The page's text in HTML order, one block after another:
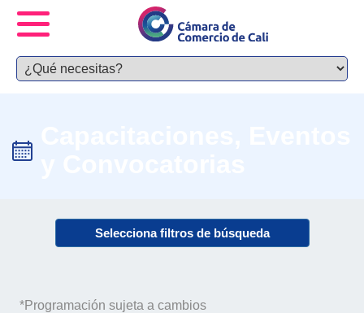
Selecciona filtros de búsqueda
*Programación sujeta a cambios